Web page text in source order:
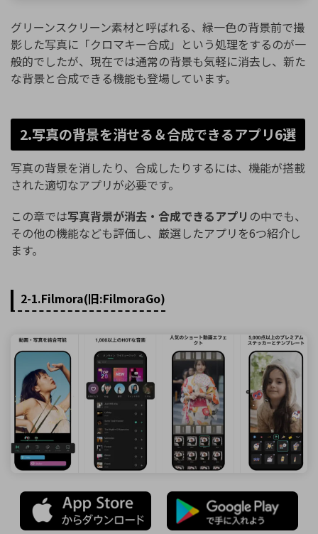
グリーンスクリーン素材と呼ばれる、緑一色の背景前で撮
影した写真に「クロマキー合成」という処理をするのが一
般的でしたが、現在では通常の背景も気軽に消去し、新た
な背景と合成できる機能も登場しています。
2.写真の背景を消せる＆合成できるアプリ6選
写真の背景を消したり、合成したりするには、機能が搭載
された適切なアプリが必要です。
この章では写真背景が消去・合成できるアプリ の中でも、
その他の機能なども評価し、厳選したアプリを6つ紹介し
ます。
2-1.Filmora(旧:FilmoraGo)